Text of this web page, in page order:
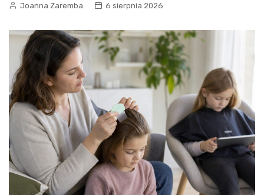
Joanna Zaremba 6 sierpnia 2026